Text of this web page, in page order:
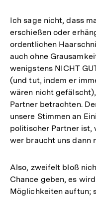
Ich sage nicht, dass
erschießen oder
ordentlichen
auch ohne
wenigstens NICHT
(und tut, indem er
wären nicht
Partner betrachten.
unsere Stimmen an
politischer Partner ist,
wer braucht uns dann
Also, zweifelt bloß
Chance geben, es
Möglichkeiten auftun;